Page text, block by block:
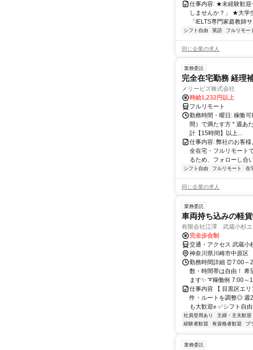
仕事内容: ★未経験歓迎
しませんか？」 ★大学
「IELTS専門家庭教師
シフト自由 英語 フルリモー
同じ企業の求人
業務委託
完全在宅勤務 経理
メリービズ株式会社
時給1,232円以上
フルリモート
勤務時間・曜日: 稼働
間）で満たす方 * 週あ
計【15時間】以上...
仕事内容: 弊社のお客
全在宅・フルリモート
るため、フォローし合
シフト自由 フルリモート 在
同じ企業の求人
業務委託
車両持ち込みの軽
有限会社江澤 武蔵小杉エ
完全歩合制
交通・アクセス 武蔵小
神奈川県川崎市中原区
勤務時間詳細 ⏰7:00～
数・時間帯は自由！ 希
ます✨ ➰稼働例 7:00～
仕事内容 【 目黒区エ
件・ルートを調整◎ 週
も大歓迎✊ ✅シフト自
社員登用あり 主婦・主夫歓迎
経験者歓迎
有資格者歓迎 ブ
業務委託